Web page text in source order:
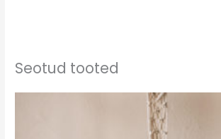
Seotud tooted